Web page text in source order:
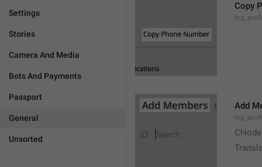
Settings
Stories
Camera And Media
Bots And Payments
Passport
General
Unsorted
Copy
Add